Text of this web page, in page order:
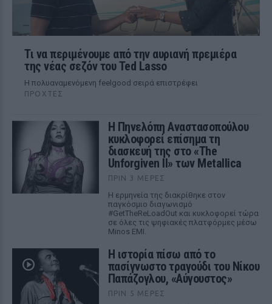
Τι να περιμένουμε από την αυριανή πρεμιέρα
της νέας σεζόν του Ted Lasso
Η πολυαναμενόμενη feelgood σειρά επιστρέφει
ΠΡΟΧΤΈΣ
Η Πηνελόπη Αναστασοπούλου
κυκλοφορεί επίσημα τη
διασκευή της στο «The
Unforgiven II» των Metallica
ΠΡΙΝ 3 ΜΈΡΕΣ
Η ερμηνεία της διακρίθηκε στον
παγκόσμιο διαγωνισμό
#GetTheReLoadOut και κυκλοφορεί τώρα
σε όλες τις ψηφιακές πλατφόρμες μέσω
Minos EMI.
Η ιστορία πίσω από το
πασίγνωστο τραγούδι του Νίκου
Παπάζογλου, «Αύγουστος»
ΠΡΙΝ 5 ΜΈΡΕΣ